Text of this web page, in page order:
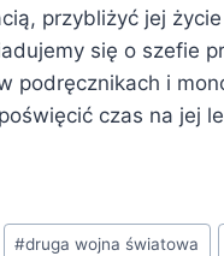
przybliżyć jej
się o szefie
podręcznikach i
czas na jej
#druga wojna światowa